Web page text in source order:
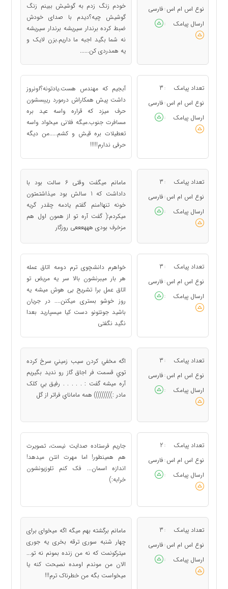
نوع اس ام اس : فارسی
ارسال پیامک
:
خودم زنگ زدم به گوشیش ببینم زنگ
گوشیش چیه؟دیدم با صدای خودش
ضبط کرده برندار سیریشه برندار سیریشه
نه شما بگید اجبه ما داریم.بزن لایک و
یه همدردی کن......
تعداد پیامک :
3
نوع اس ام اس : فارسی
ارسال پیامک
:
آبجیم که مهندس هست.یادتونه؟اونروز
داشت پیش همکاراش درمورد رییسشون
حرف میزد که قراره واسه عید بره
مسافرت جنوب.میگه فلانی میخواد واسه
تعطیلات بره قیش و کشم.....من دیگه
حرفی ندارم!!!!!
تعداد پیامک :
3
نوع اس ام اس : فارسی
ارسال پیامک
:
مامانم میگفت وقتی 6 سالت بود با
داداشت که 1 سالش بود میذاشتمتون
خونه تنها!منم گفتم یادمه چقدر گریه
میکردم:( گفت آره تو از همون اول هم
مزخرف بودی هههعععی روزگار
تعداد پیامک :
3
نوع اس ام اس : فارسی
ارسال پیامک
:
خواهرم دانشچوی ترم دومه اتاق عمله
هر بار میبرنشون بالا سر یه مریض تو
اتاق عمل برا تشریح بی هوش میشه یه
روز خوشو بستری میکنن.... در جریان
باشید جونتونو دست کیا میسپارید بعدا
نگید نگفتی
تعداد پیامک :
3
نوع اس ام اس : فارسی
ارسال پیامک
:
اگه مخفي کردن سيب زميني سرخ کرده
توي قسمت فر اجاق گاز رو نديد بگيريم
آره ميشه گفت : . . . . . رفيق بي کلک
مادر :))))))))) همه مامانایِ فراتر از گل
تعداد پیامک :
2
نوع اس ام اس : فارسی
ارسال پیامک
:
جاریم فرستاده صدایت نیست، تصویرت
هم همینطور! اما مهرت انتن میدهد!
اندازه اسمان... فک کنم تلوزیونشون
خرابه:)
تعداد پیامک :
3
نوع اس ام اس : فارسی
ارسال پیامک
:
مامانم برگشته بهم میگه اگه میخوای برای
چهار شنبه سوری ترقه بخری یه جوری
میترکونمت که نه من زنده بمونم نه تو...
الان من موندم اومده نصیحت کنه یا
میخواست بگه من خطرناک ترم!!!